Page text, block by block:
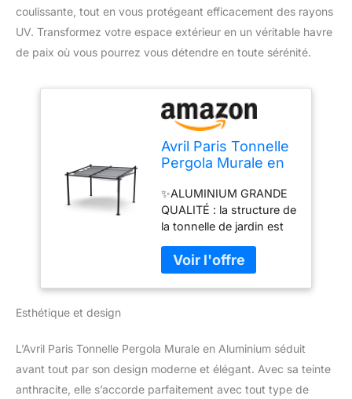
coulissante, tout en vous protégeant efficacement des rayons
UV. Transformez votre espace extérieur en un véritable havre
de paix où vous pourrez vous détendre en toute sérénité.
Avril Paris Tonnelle
Pergola Murale en
Anthracite - Toile
en Polyester
Coulissante
Rétractable Grise -
Pergola Jardin
Exterieur -
Résistante aux UV -
✨ALUMINIUM GRANDE
QUALITÉ : la structure de
la tonnelle de jardin est
robuste et léger de
couleur anthracite. Ses
finitions en peinture
protection et un usage
à une pergola bois
l'aluminium durera plus
Esthétique et design
L’Avril Paris Tonnelle Pergola Murale en Aluminium séduit
avant tout par son design moderne et élégant. Avec sa teinte
anthracite, elle s’accorde parfaitement avec tout type de